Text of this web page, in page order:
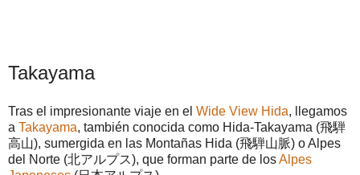
Takayama
Tras el impresionante viaje en el Wide View Hida, llegamos
a Takayama, también conocida como Hida-Takayama (飛騨
高山), sumergida en las Montañas Hida (飛騨山脈) o Alpes
del Norte (北アルプス), que forman parte de losAlpes